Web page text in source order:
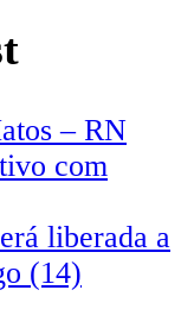
– RN
com
liberada a
(14)